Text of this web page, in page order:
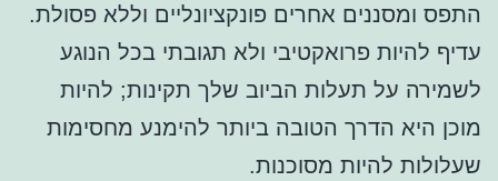
התפס ומסננים אחרים פונקציונליים וללא פסולת.
עדיף להיות פרואקטיבי ולא תגובתי בכל הנוגע
לשמירה על תעלות הביוב שלך תקינות; להיות
מוכן היא הדרך הטובה ביותר להימנע מחסימות
שעלולות להיות מסוכנות.